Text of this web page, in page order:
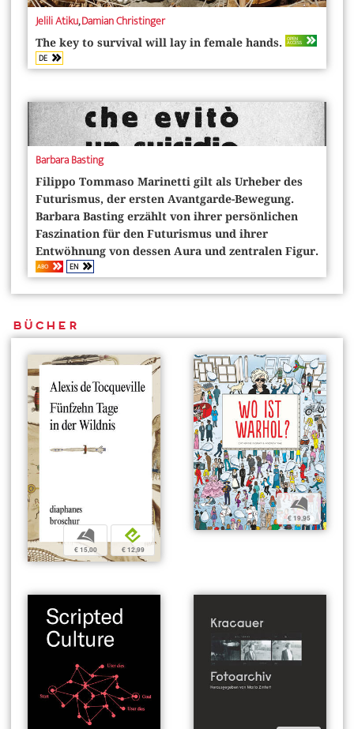
Jelili Atiku,Damian Christinger
The key to survival will lay in female hands. OPEN
ACCESS
DE
Barbara Basting
Filippo Tommaso Marinetti gilt als Urheber des
Futurismus, der ersten Avantgarde-Bewegung.
Barbara Basting erzählt von ihrer persönlichen
Faszination für den Futurismus und ihrer
Entwöhnung von dessen Aura und zentralen Figur.
ABO EN
Bücher
b
€ 15,00
e
€ 12,99
b
€ 19,95